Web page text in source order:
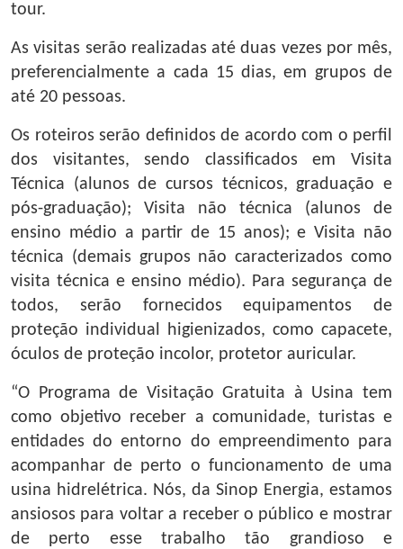
tour.
As visitas serão realizadas até duas vezes por mês,
preferencialmente a cada 15 dias, em grupos de
até 20 pessoas.
Os roteiros serão definidos de acordo com o perfil
dos visitantes, sendo classificados em Visita
Técnica (alunos de cursos técnicos, graduação e
pós-graduação); Visita não técnica (alunos de
ensino médio a partir de 15 anos); e Visita não
técnica (demais grupos não caracterizados como
visita técnica e ensino médio). Para segurança de
todos, serão fornecidos equipamentos de
proteção individual higienizados, como capacete,
óculos de proteção incolor, protetor auricular.
“O Programa de Visitação Gratuita à Usina tem
como objetivo receber a comunidade, turistas e
entidades do entorno do empreendimento para
acompanhar de perto o funcionamento de uma
usina hidrelétrica. Nós, da Sinop Energia, estamos
ansiosos para voltar a receber o público e mostrar
de perto esse trabalho tão grandioso e